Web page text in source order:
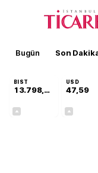
Bugün Son
BIST
13.798,82
USD
47,59